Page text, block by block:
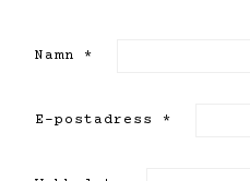
Namn *
E-postadress *